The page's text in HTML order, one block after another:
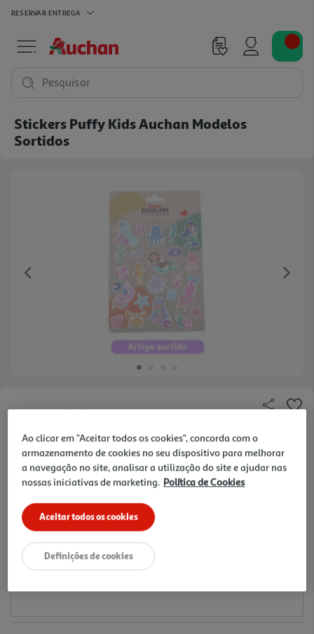
RESERVAR ENTREGA
Pesquisar
Stickers Puffy Kids Auchan Modelos
Sortidos
Previous
Faça a sua avaliação
1.19 €/un
1,19 €
Notas de preparação
Ao clicar em "Aceitar todos os cookies", concorda com o
armazenamento de cookies no seu dispositivo para melhorar
a navegação no site, analisar a utilização do site e ajudar nas
nossas iniciativas de marketing. Política de Cookies
Aceitar todos os cookies
Definições de cookies